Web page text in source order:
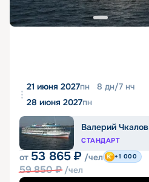
21 июня 2027пн 8 дн/7 нч
28 июня 2027пн
Валерий Чкалов
СТАНДАРТ
от 53 865 ₽ /чел
59 850₽ /чел
+1 000